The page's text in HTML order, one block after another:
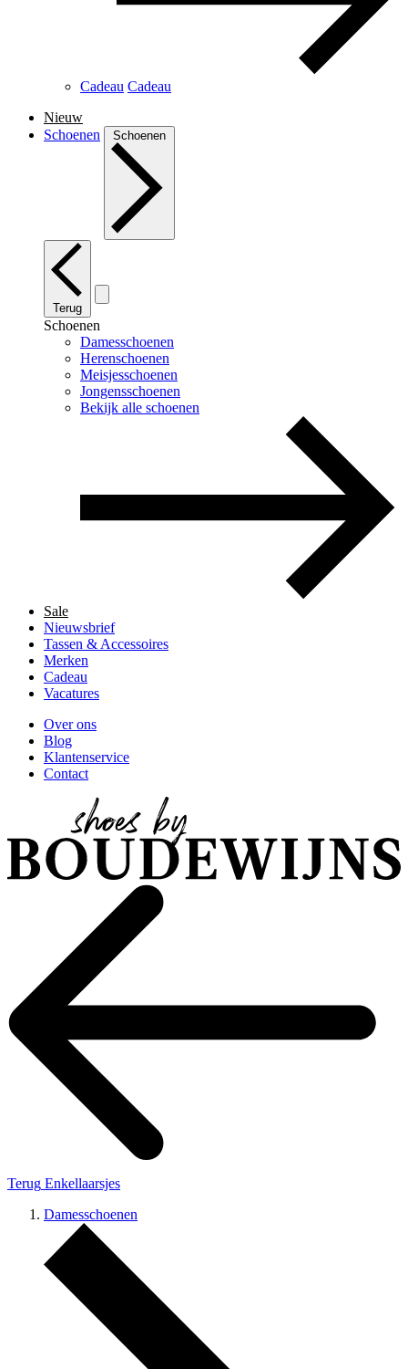
Cadeau Cadeau
Nieuw
Schoenen
Schoenen
Terug
Schoenen
Damesschoenen
Herenschoenen
Meisjesschoenen
Jongensschoenen
Bekijk alle schoenen
Sale
Nieuwsbrief
Tassen & Accessoires
Merken
Cadeau
Vacatures
Over ons
Blog
Klantenservice
Contact
Terug Enkellaarsjes
Damesschoenen